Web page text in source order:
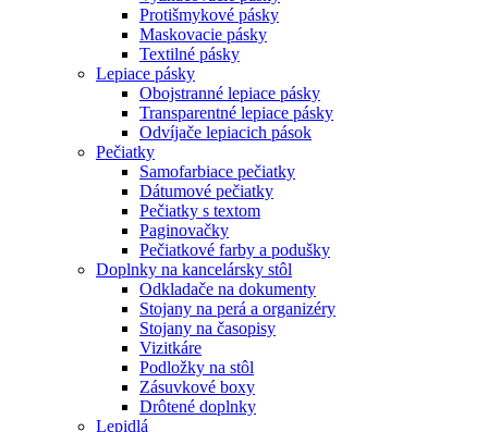
Protišmykové pásky
Maskovacie pásky
Textilné pásky
Lepiace pásky
Obojstranné lepiace pásky
Transparentné lepiace pásky
Odvíjače lepiacich pások
Pečiatky
Samofarbiace pečiatky
Dátumové pečiatky
Pečiatky s textom
Paginovačky
Pečiatkové farby a podušky
Doplnky na kancelársky stôl
Odkladače na dokumenty
Stojany na perá a organizéry
Stojany na časopisy
Vizitkáre
Podložky na stôl
Zásuvkové boxy
Drôtené doplnky
Lepidlá